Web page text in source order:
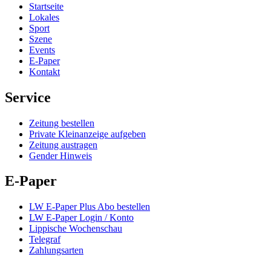
Startseite
Lokales
Sport
Szene
Events
E-Paper
Kontakt
Service
Zeitung bestellen
Private Kleinanzeige aufgeben
Zeitung austragen
Gender Hinweis
E-Paper
LW E-Paper Plus Abo bestellen
LW E-Paper Login / Konto
Lippische Wochenschau
Telegraf
Zahlungsarten